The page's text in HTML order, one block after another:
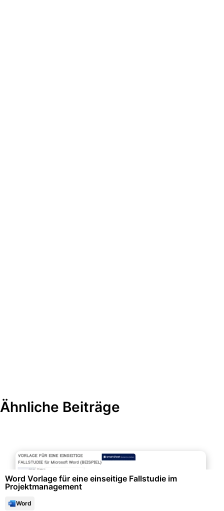
Ähnliche Beiträge
Word Vorlage für eine einseitige Fallstudie im
Projektmanagement
Word